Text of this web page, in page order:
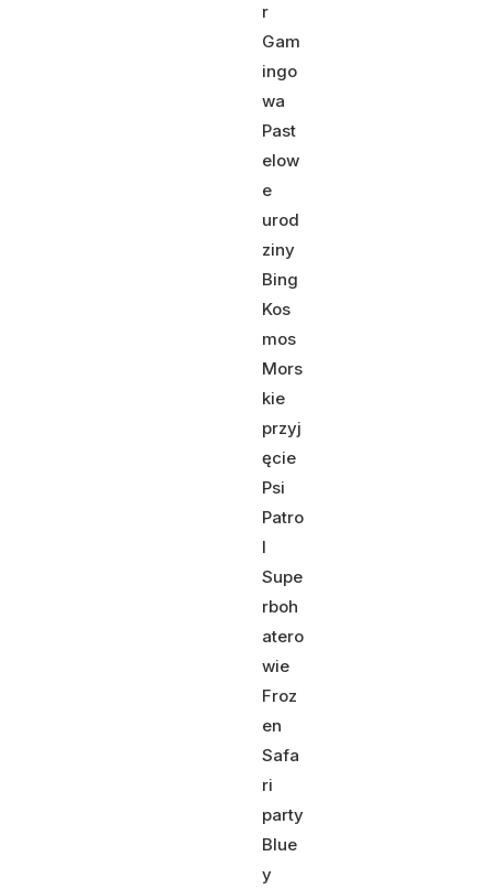
r
Gam
ingo
wa
Past
elow
e
urod
ziny
Bing
Kos
mos
Mors
kie
przyj
ęcie
Psi
Patro
l
Supe
rboh
atero
wie
Froz
en
Safa
ri
party
Blue
y